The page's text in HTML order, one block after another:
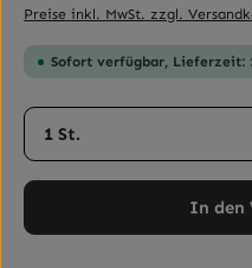
Preise inkl. MwSt. zzgl.
Sofort verfügbar, Lieferzeit:
Produkt Anzahl: Gib
In den